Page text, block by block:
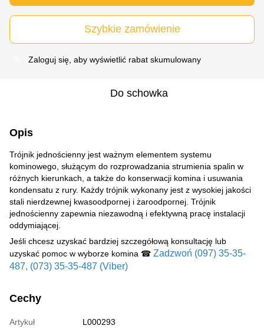
Szybkie zamówienie
Zaloguj się , aby wyświetlić rabat skumulowany
Do schowka
Opis
Trójnik jednościenny jest ważnym elementem systemu
kominowego, służącym do rozprowadzania strumienia spalin w
różnych kierunkach, a także do konserwacji komina i usuwania
kondensatu z rury. Każdy trójnik wykonany jest z wysokiej jakości
stali nierdzewnej kwasoodpornej i żaroodpornej. Trójnik
jednościenny zapewnia niezawodną i efektywną pracę instalacji
oddymiającej.
Jeśli chcesz uzyskać bardziej szczegółową konsultację lub
uzyskać pomoc w wyborze komina ☎ Zadzwoń (097) 35-35-
487, (073) 35-35-487 (Viber)
Cechy
Artykuł
L000293